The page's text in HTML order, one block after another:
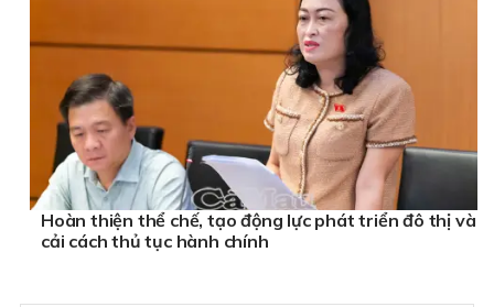
Hoàn thiện thể chế, tạo động lực phát triển đô thị và
cải cách thủ tục hành chính